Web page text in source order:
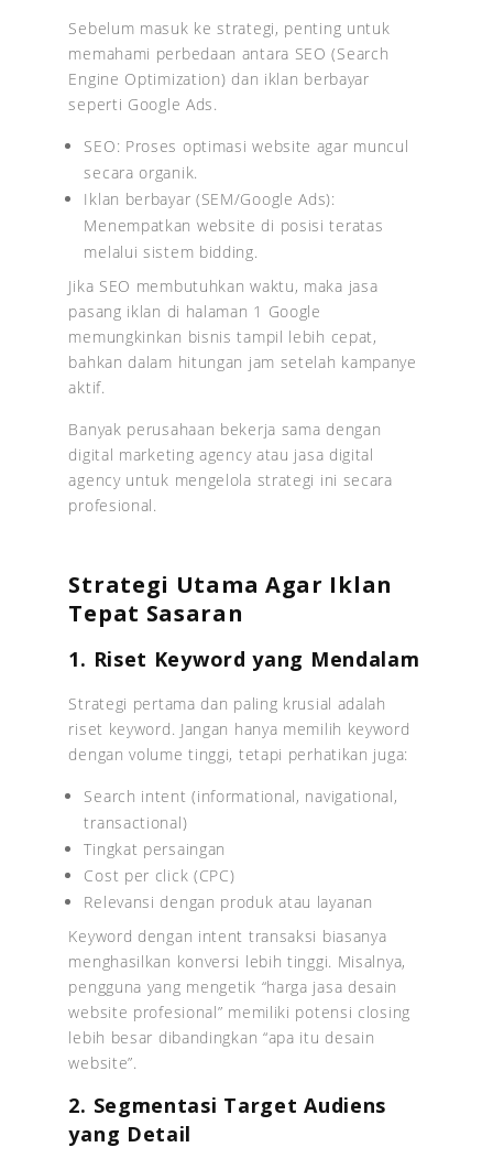
Sebelum masuk ke strategi, penting untuk
memahami perbedaan antara SEO (Search
Engine Optimization) dan iklan berbayar
seperti Google Ads.
SEO: Proses optimasi website agar muncul
secara organik.
Iklan berbayar (SEM/Google Ads):
Menempatkan website di posisi teratas
melalui sistem bidding.
Jika SEO membutuhkan waktu, maka jasa
pasang iklan di halaman 1 Google
memungkinkan bisnis tampil lebih cepat,
bahkan dalam hitungan jam setelah kampanye
aktif.
Banyak perusahaan bekerja sama dengan
digital marketing agency atau jasa digital
agency untuk mengelola strategi ini secara
profesional.
Strategi Utama Agar Iklan
Tepat Sasaran
1. Riset Keyword yang Mendalam
Strategi pertama dan paling krusial adalah
riset keyword. Jangan hanya memilih keyword
dengan volume tinggi, tetapi perhatikan juga:
Search intent (informational, navigational,
transactional)
Tingkat persaingan
Cost per click (CPC)
Relevansi dengan produk atau layanan
Keyword dengan intent transaksi biasanya
menghasilkan konversi lebih tinggi. Misalnya,
pengguna yang mengetik “harga jasa desain
website profesional” memiliki potensi closing
lebih besar dibandingkan “apa itu desain
website”.
2. Segmentasi Target Audiens
yang Detail